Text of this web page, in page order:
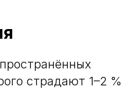
страдают 1–2 %